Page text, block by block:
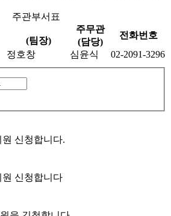
주관부서표
(팀장)
주무관
(담당)
전화번호
정호창 심윤식
02-2091-3296
신청합니다.
신청합니다